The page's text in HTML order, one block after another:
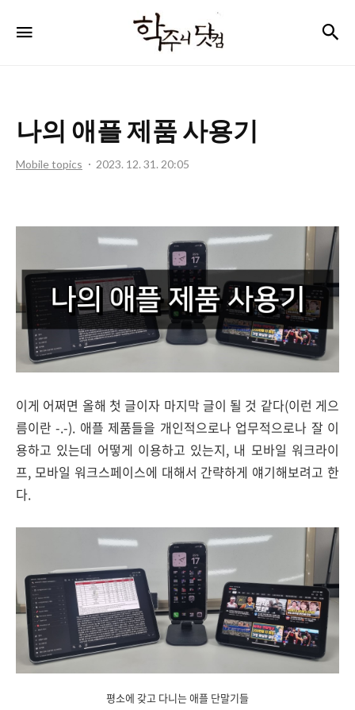
주
컴
나의 애플 제품 사용기
Mobile topics 2023. 12. 31. 20:05
이게 어쩌면 올해 첫 글이자 마지막 글이 될 것 같다(이런 게으
름이란 -.-). 애플 제품들을 개인적으로나 업무적으로나 잘 이
용하고 있는데 어떻게 이용하고 있는지, 내 모바일 워크라이
프, 모바일 워크스페이스에 대해서 간략하게 얘기해보려고 한
다.
평소에 갖고 다니는 애플 단말기들